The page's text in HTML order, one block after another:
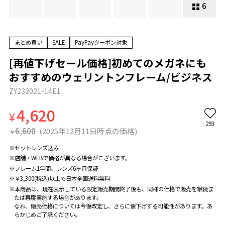
6
まとめ買い SALE PayPayクーポン対象
[再値下げセール価格]初めてのメガネにも
おすすめのウェリントンフレーム/ビジネス
ZY232021-14E1
¥4,620
¥ 6,600 (2025年12月11日時点の価格)
293
※セットレンズ込み
※店舗・WEBで価格が異なる場合がこざいます。
※フレーム1年間、レンズ6ヶ月保証
※￥3,300(税込)以上で日本全国送料無料
※本商品は、現在表示している限定販売期間終了後も、同様の価格で販売を継続ま
たは再度実施する場合があります。
なお、販売価格については今後改定し、さらに値下げする可能性があります。あ
らかじめご了承ください。